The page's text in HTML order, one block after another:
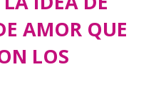
AMOR QUE
LOS